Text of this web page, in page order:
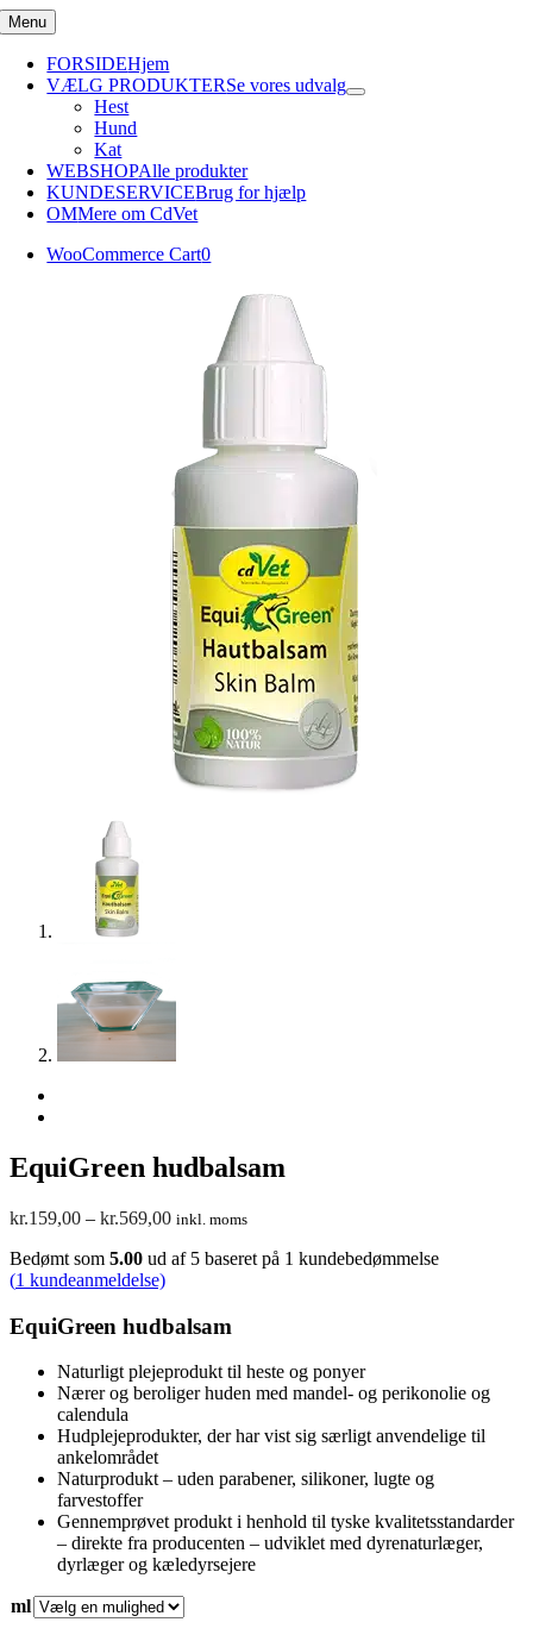
Skip
to
content
Menu
FORSIDEHjem
VÆLG PRODUKTERSe vores udvalg
Hest
Hund
Kat
WEBSHOPAlle produkter
KUNDESERVICEBrug for hjælp
OMMere om CdVet
WooCommerce Cart0
EquiGreen hudbalsam
kr.159,00 – kr.569,00Prisinterval:
til
inkl. moms
Bedømt som 5.00 ud af 5 baseret på 1 kundebedømmelse
(1 kundeanmeldelse)
EquiGreen hudbalsam
Naturligt plejeprodukt til heste og ponyer
Nærer og beroliger huden med mandel- og perikonolie og
calendula
Hudplejeprodukter, der har vist sig særligt anvendelige til
ankelområdet
Naturprodukt – uden parabener, silikoner, lugte og
farvestoffer
Gennemprøvet produkt i henhold til tyske kvalitetsstandarder
– direkte fra producenten – udviklet med dyrenaturlæger,
dyrlæger og kæledyrsejere
ml